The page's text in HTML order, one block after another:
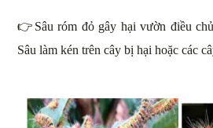
👉Sâu róm đỏ gây hại vườn điều
Sâu làm kén trên cây bị hại hoặc các